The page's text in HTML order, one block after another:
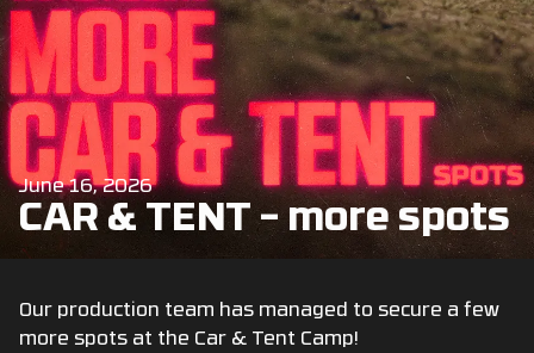
June 16, 2026
CAR & TENT – more spots
Our production team has managed to secure a few
more spots at the Car & Tent Camp!